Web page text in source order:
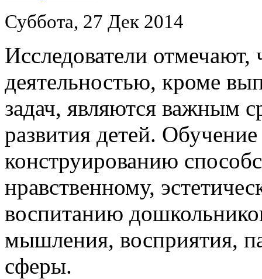
Суббота, 27 Дек 2014
Исследователи отмечают,
деятельностью, кроме
задач, являются важным
развития детей.
конструированию
нравственному,
воспитанию
мышления, восприятия,
сферы.